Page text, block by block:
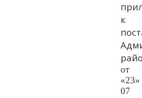
к
от
«23»
07